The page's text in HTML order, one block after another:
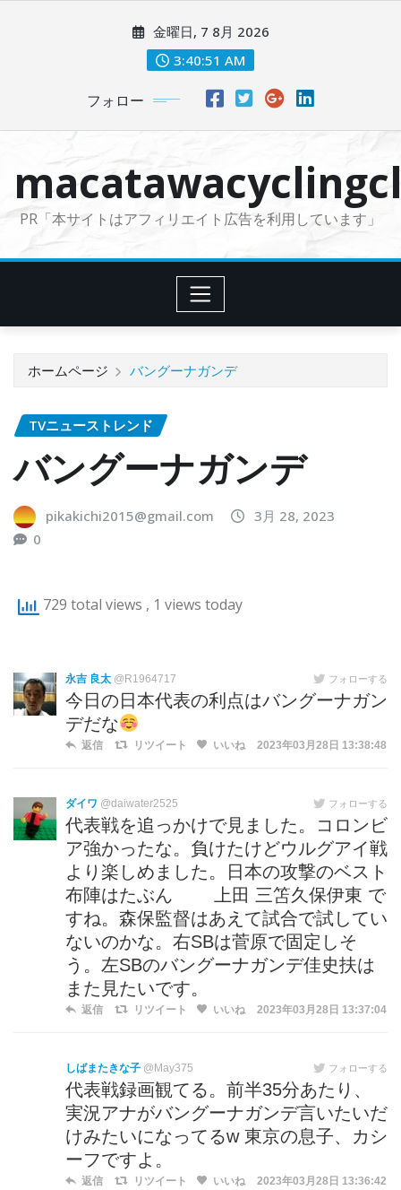
に
金曜日, 7 8月 2026
3:40:52 AM
フォロー
PR「本サイトはアフィリエイト広告を利用しています」
ホームページ バングーナガンデ
TVニューストレンド
バングーナガンデ
pikakichi2015@gmail.com
3月 28, 2023
0
729 total views , 1 views today
永吉 良太 @R1964717 フォローする
今日の日本代表の利点はバングーナガン
デだな
返信 リツイート いいね 2023年03月28日 13:38:48
ダイワ @daiwater2525 フォローする
代表戦を追っかけで見ました。コロンビ
ア強かったな。負けたけどウルグアイ戦
より楽しめました。日本の攻撃のベスト
布陣はたぶん 上田 三笘久保伊東 で
すね。森保監督はあえて試合で試してい
ないのかな。右SBは菅原で固定しそ
う。左SBのバングーナガンデ佳史扶は
また見たいです。
返信 リツイート いいね 2023年03月28日 13:37:04
しばまたきな子 @May375 フォローする
代表戦録画観てる。前半35分あたり、
実況アナがバングーナガンデ言いたいだ
けみたいになってるw 東京の息子、カシ
ーフですよ。
返信 リツイート いいね 2023年03月28日 13:36:42